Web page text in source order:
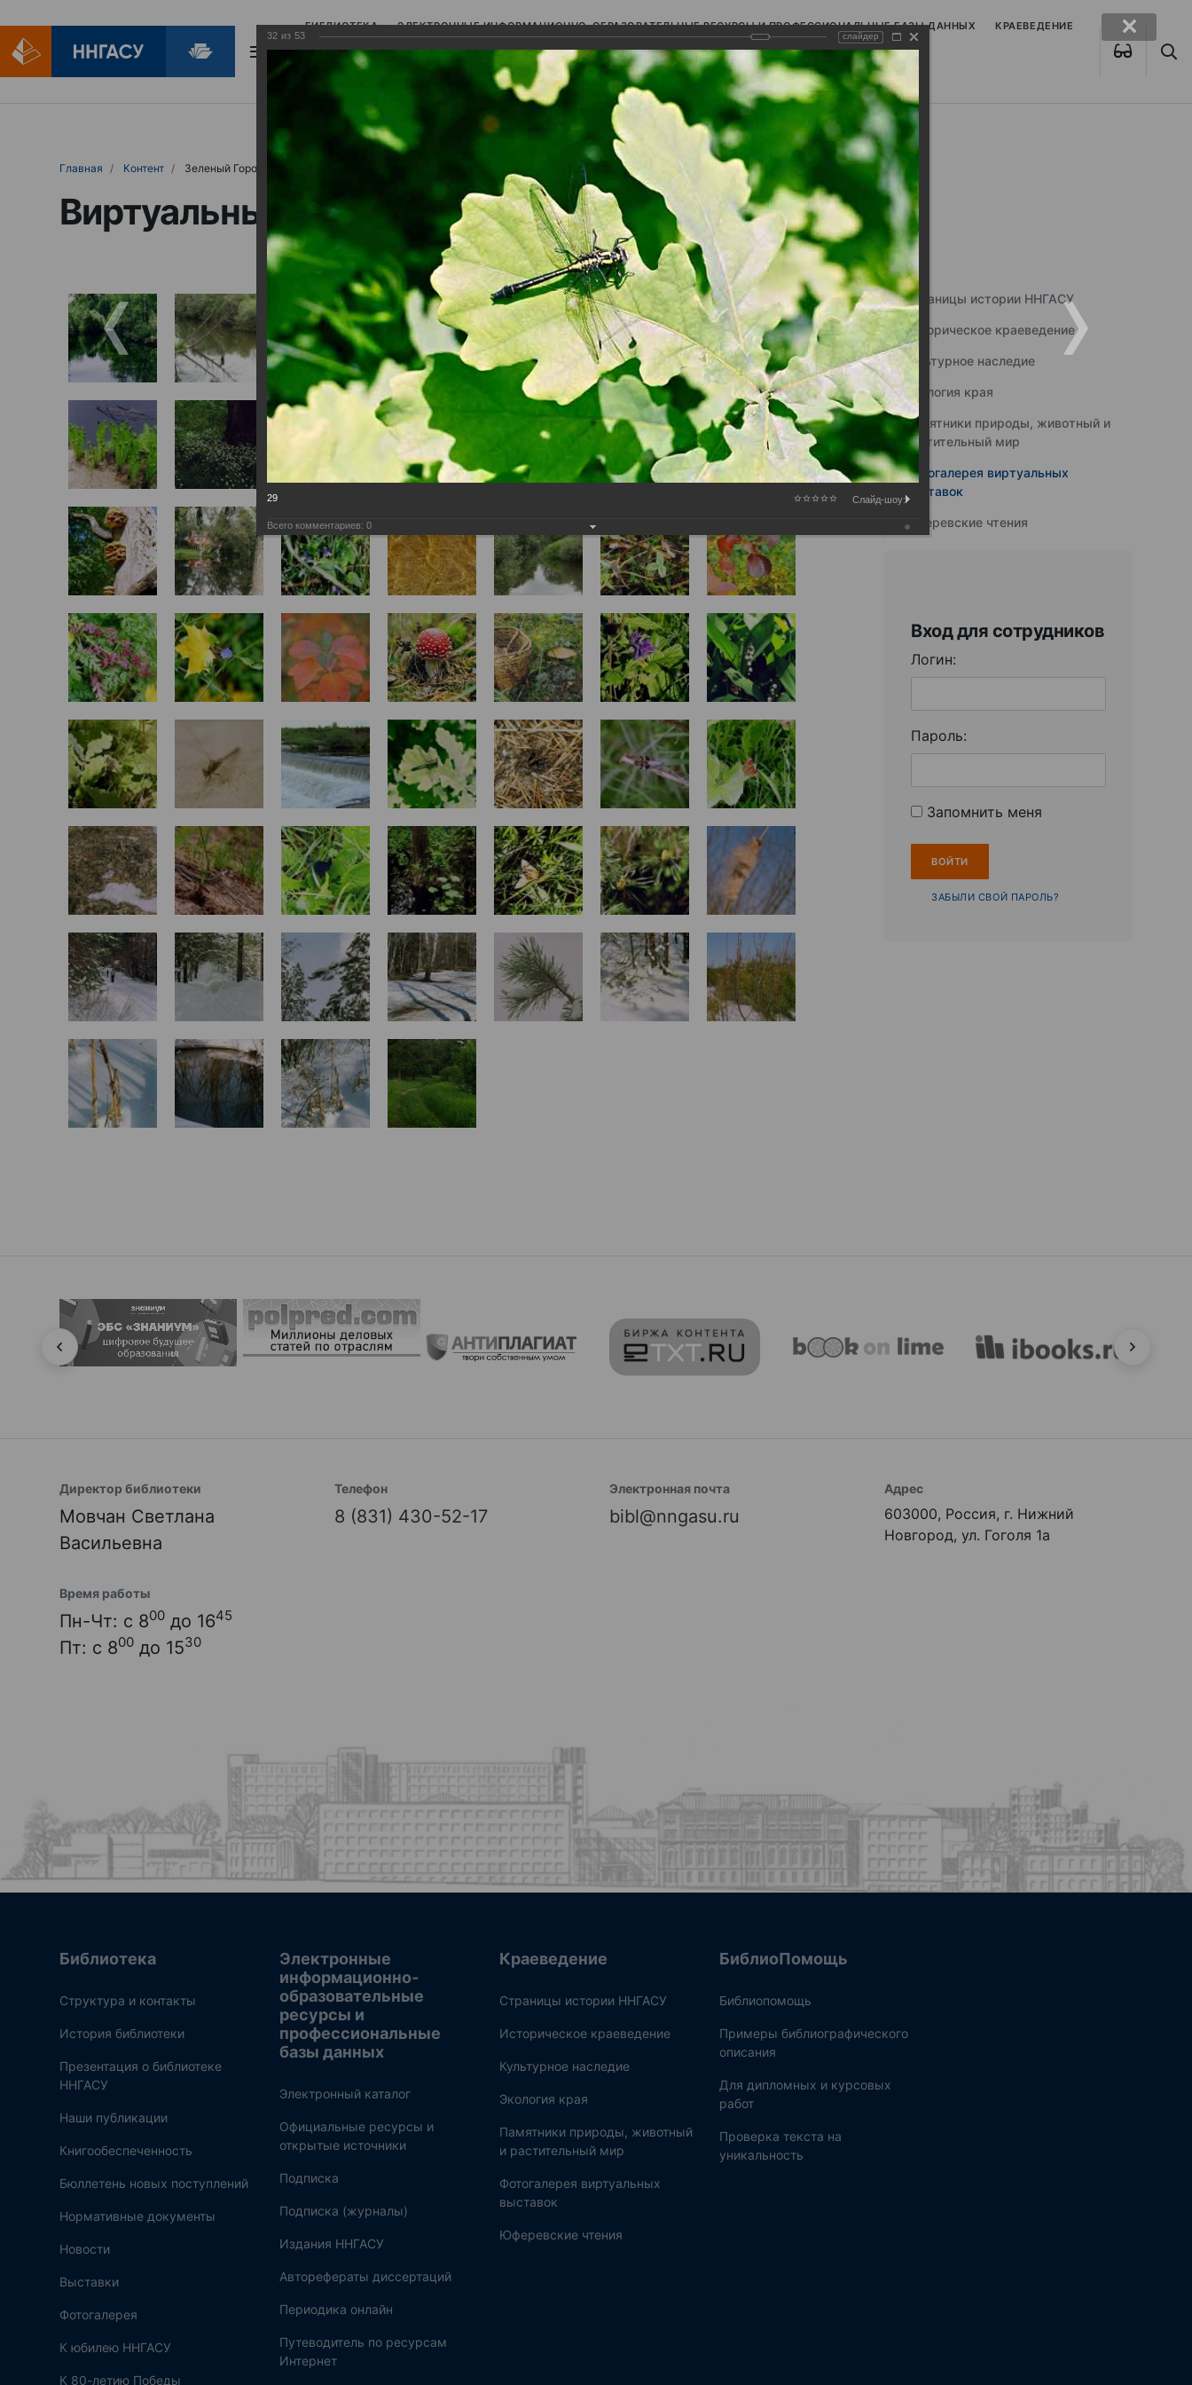
БИБЛИОТЕКА ЭЛЕКТРОННЫЕ ИНФОРМАЦИОННО-ОБРАЗОВАТЕЛЬНЫЕ РЕСУРСЫ И ПРОФЕССИОНАЛЬНЫЕ БАЗЫ ДАННЫХ КРАЕВЕДЕНИЕ
Главная Контент Зеленый Город
Виртуальные выставки (фотоальбомы)
Страницы истории ННГАСУ
Историческое краеведение
Культурное наследие
Экология края
Памятники природы, животный и
растительный мир
Фотогалерея виртуальных
выставок
Юферевские чтения
Вход для сотрудников
Логин:
Пароль:
Запомнить меня
ЗАБЫЛИ СВОЙ ПАРОЛЬ?
Директор библиотеки
Мовчан Светлана
Васильевна
Телефон
8 (831) 430-52-17
Электронная почта
bibl@nngasu.ru
Адрес
603000, Россия, г. Нижний
Новгород, ул. Гоголя 1а
Время работы
Пн-Чт: с 800 до 1645
Пт: с 800 до 1530
Библиотека
Структура и контакты
История библиотеки
Презентация о библиотеке
ННГАСУ
Наши публикации
Книгообеспеченность
Бюллетень новых поступлений
Нормативные документы
Новости
Выставки
Фотогалерея
К юбилею ННГАСУ
К 80-летию Победы
Электронные
информационно-
образовательные
ресурсы и
профессиональные
базы данных
Электронный каталог
Официальные ресурсы и
открытые источники
Подписка
Подписка (журналы)
Издания ННГАСУ
Авторефераты диссертаций
Периодика онлайн
Путеводитель по ресурсам
Интернет
Краеведение
Страницы истории ННГАСУ
Историческое краеведение
Культурное наследие
Экология края
Памятники природы, животный
и растительный мир
Фотогалерея виртуальных
выставок
Юферевские чтения
БиблиоПомощь
Библиопомощь
Примеры библиографического
описания
Для дипломных и курсовых
работ
Проверка текста на
уникальность
32 из 53 слайдер
29 Слайд-шоу:
Всего комментариев: 0